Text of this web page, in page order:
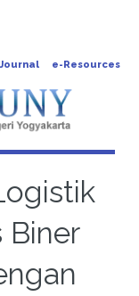
Journal e-Resources
Biner